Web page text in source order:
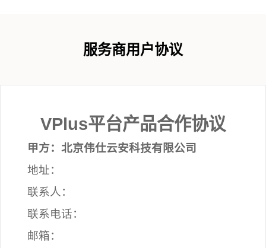
服务商用户协议
VPlus平台产品合作协议
甲方：北京伟仕云安科技有限公司
地址：
联系人：
联系电话：
邮箱：